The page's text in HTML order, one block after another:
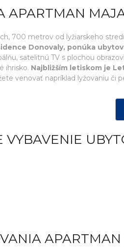
APARTMAN
700 metrov od lyžiarskeho
Donovaly, ponúka
satelitnú TV s plochou
ihrisko. Najbližším letiskom je
venovať napríklad lyžovaniu či
VYBAVENIE